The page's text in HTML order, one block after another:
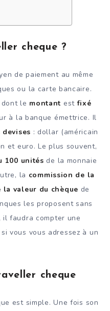
cheque ?
de paiement au même
ou la carte bancaire.
dont le montant estfixé
à la banque émettrice. Il
: dollar (américain
et euro. Le plus souvent,
100 unités de la monnaie
la commission de la
la valeur du chèque de
les proposent sans
il faudra compter une
vous vous adressez à un
cheque
est simple. Une fois son